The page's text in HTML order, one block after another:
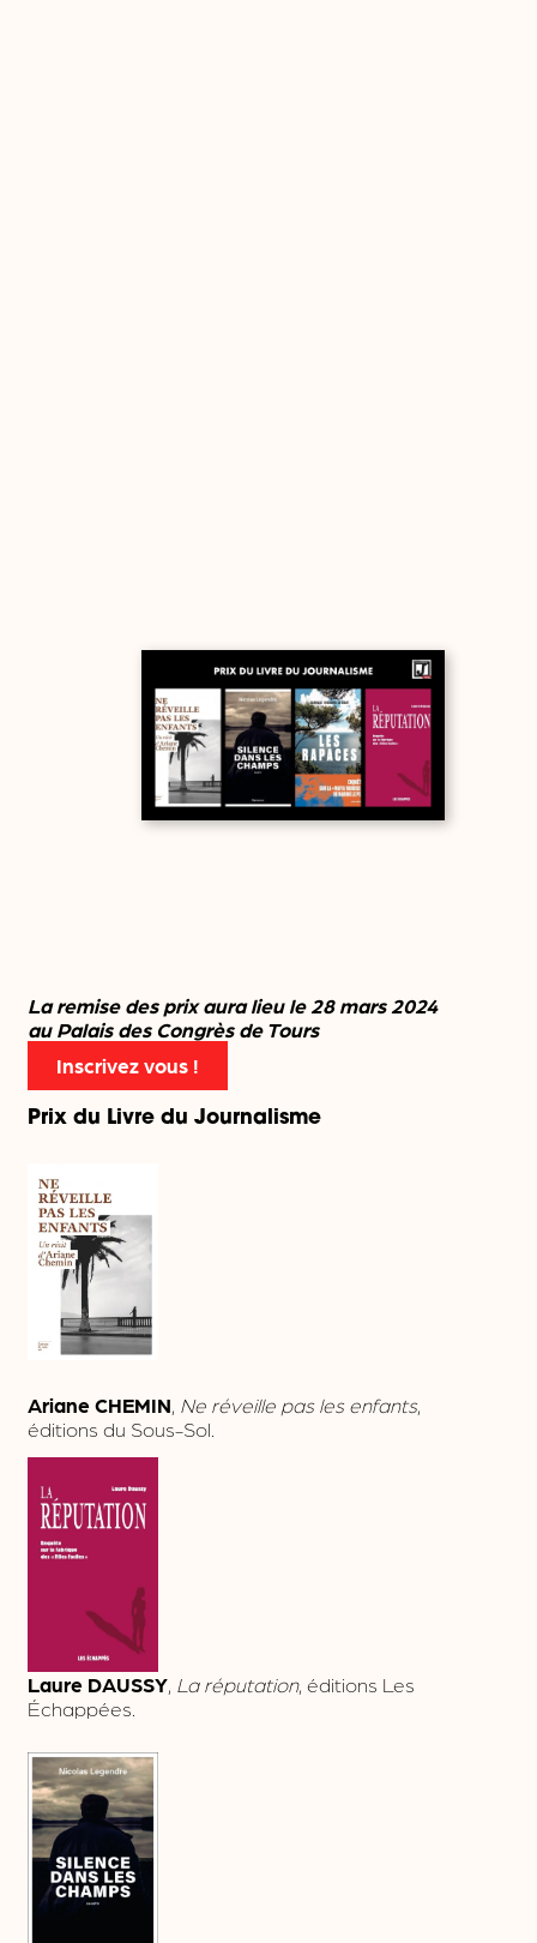
La remise des prix aura lieu le 28 mars 2024
au Palais des Congrès de Tours
Inscrivez vous !
Prix du Livre du Journalisme
Ariane CHEMIN, Ne réveille pas les enfants,
éditions du Sous-Sol.
Laure DAUSSY, La réputation, éditions Les
Échappées.